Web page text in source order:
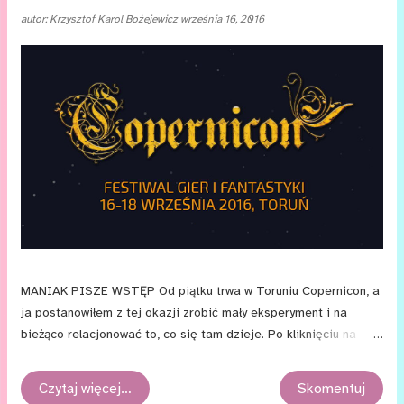
autor:Krzysztof Karol Bożejewicz września 16, 2016
MANIAK PISZE WSTĘP Od piątku trwa w Toruniu Copernicon, a
ja postanowiłem z tej okazji zrobić mały eksperyment i na
bieżąco relacjonować to, co się tam dzieje. Po kliknięciu na
przez link bezpośredni — poniżej), zobaczycie relację na żywo,
w której będę komunikować, czego słucham, co oglądam i co się
Czytaj więcej… Skomentuj